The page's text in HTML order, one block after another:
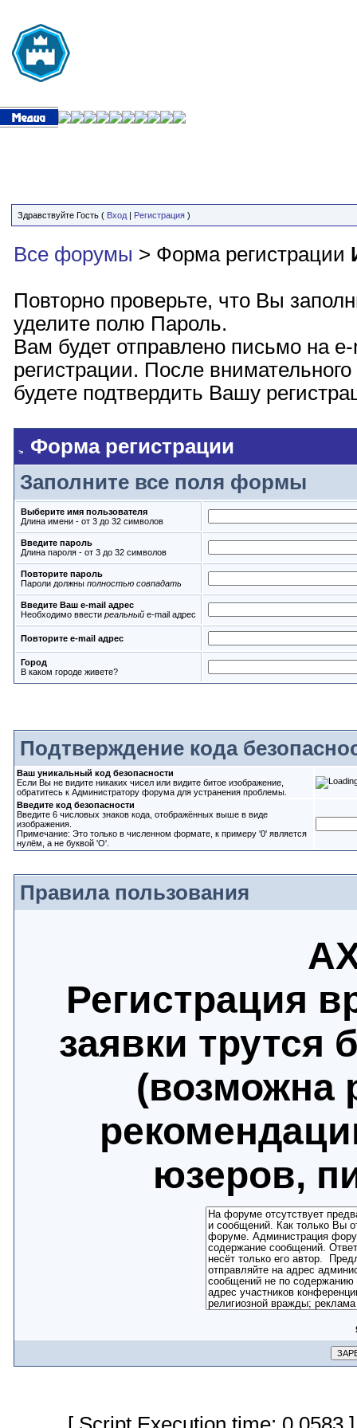
Здравствуйте Гость ( Вход | Регистрация )
Все форумы > Форма регистрации
Повторно проверьте, что Вы
уделите полю Пароль.
Вам будет отправлено письмо на
регистрации. После
будете подтвердить Вашу
Форма регистрации
Заполните все поля формы
Выберите имя пользователя
Длина имени - от 3 до 32 символов
Введите пароль
Длина пароля - от 3 до 32 символов
Повторите пароль
Пароли должны полностью совпадать
Введите Ваш e-mail адрес
Необходимо ввести реальный e-mail адрес
Повторите e-mail адрес
Город
В каком городе живете?
Подтверждение кода
Ваш уникальный код безопасности
Если Вы не видите никаких чисел или видите битое изображение,
обратитесь к Администратору форума для устранения проблемы.
Введите код безопасности
Введите 6 числовых знаков кода, отображённых выше в виде
изображения.
Примечание: Это только в численном формате, к примеру '0' является
нулём, а не буквой 'O'.
Правила пользования
Регистрация
заявки трутся
(возможна
юзеров,